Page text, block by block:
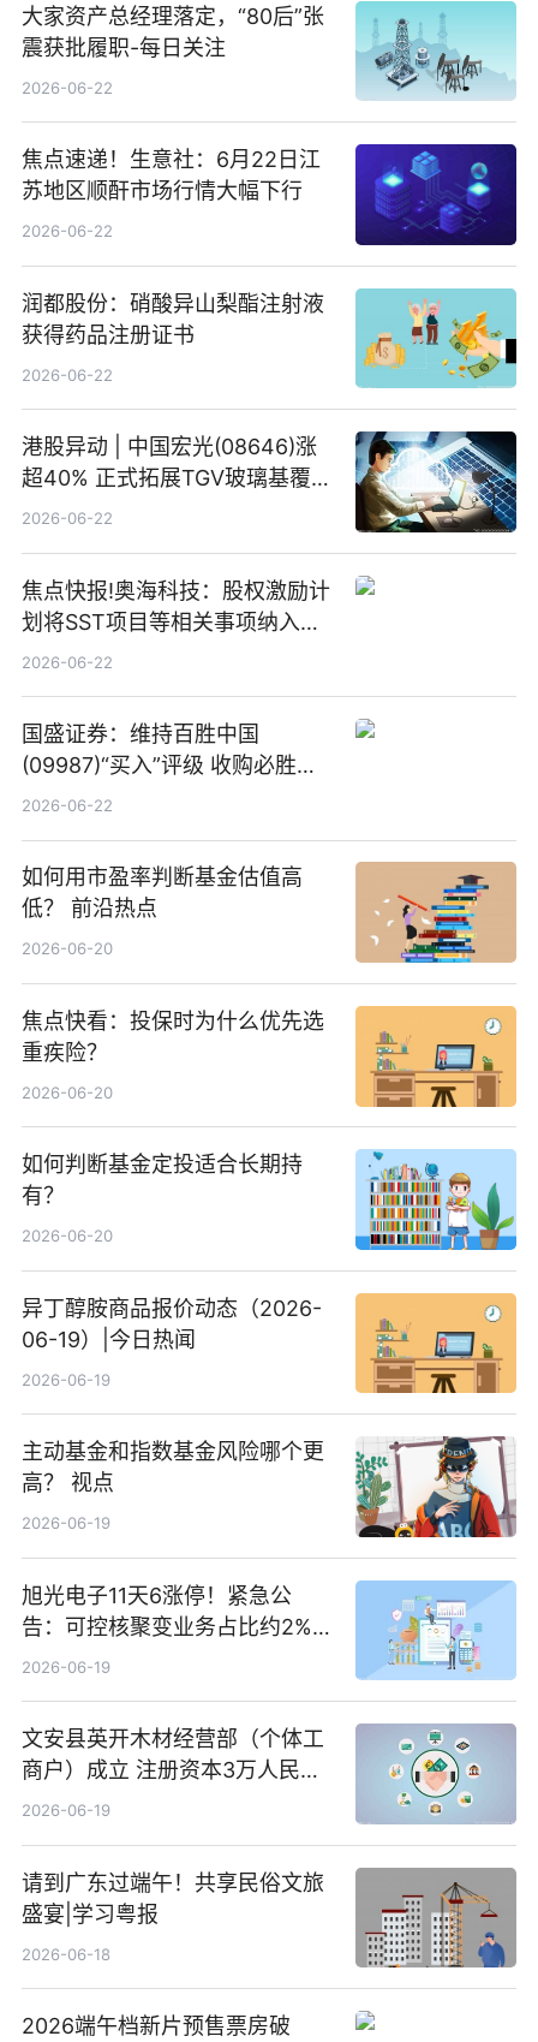
大家资产总经理落定，“80后”张
震获批履职-每日关注
2026-06-22
焦点速递！生意社：6月22日江
苏地区顺酐市场行情大幅下行
2026-06-22
润都股份：硝酸异山梨酯注射液
获得药品注册证书
2026-06-22
港股异动 | 中国宏光(08646)涨
超40% 正式拓展TGV玻璃基覆铜
板新材料业务
2026-06-22
焦点快报!奥海科技：股权激励计
划将SST项目等相关事项纳入专
项业务发展考核指标
2026-06-22
国盛证券：维持百胜中国
(09987)“买入”评级 收购必胜客
中国增厚利润加速成长 信息
2026-06-22
如何用市盈率判断基金估值高
低？ 前沿热点
2026-06-20
焦点快看：投保时为什么优先选
重疾险？
2026-06-20
如何判断基金定投适合长期持
有？
2026-06-20
异丁醇胺商品报价动态（2026-
06-19）|今日热闻
2026-06-19
主动基金和指数基金风险哪个更
高？ 视点
2026-06-19
旭光电子11天6涨停！紧急公
告：可控核聚变业务占比约2%！
前沿热点
2026-06-19
文安县英开木材经营部（个体工
商户）成立 注册资本3万人民币
新要闻
2026-06-19
请到广东过端午！共享民俗文旅
盛宴|学习粤报
2026-06-18
2026端午档新片预售票房破